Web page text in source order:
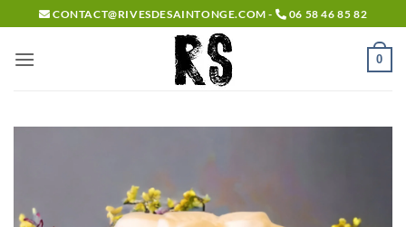
Passer
au
contenu
CONTACT@RIVESDESAINTONGE.COM - 06 58 46 85 82
0